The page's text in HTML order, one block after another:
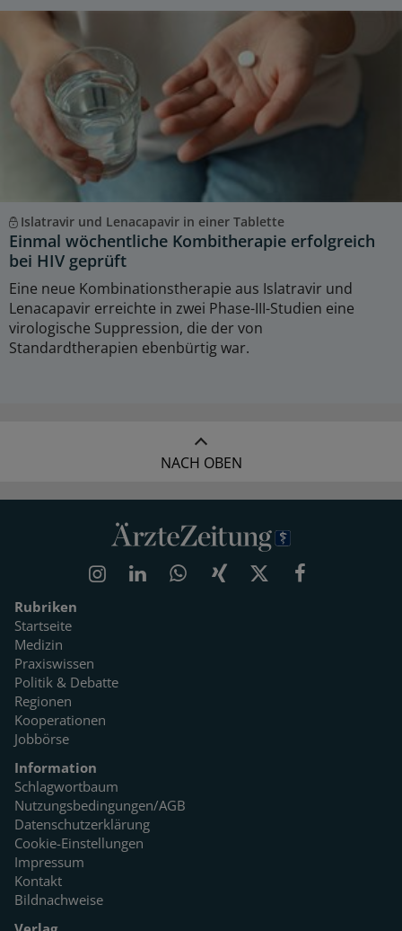
Islatravir und Lenacapavir in einer Tablette
Einmal wöchentliche Kombitherapie erfolgreich
bei HIV geprüft
Eine neue Kombinationstherapie aus Islatravir und
Lenacapavir erreichte in zwei Phase-III-Studien eine
virologische Suppression, die der von
Standardtherapien ebenbürtig war.
NACH OBEN
Rubriken
Startseite
Medizin
Praxiswissen
Politik & Debatte
Regionen
Kooperationen
Jobbörse
Information
Schlagwortbaum
Nutzungsbedingungen/AGB
Datenschutzerklärung
Cookie-Einstellungen
Impressum
Kontakt
Bildnachweise